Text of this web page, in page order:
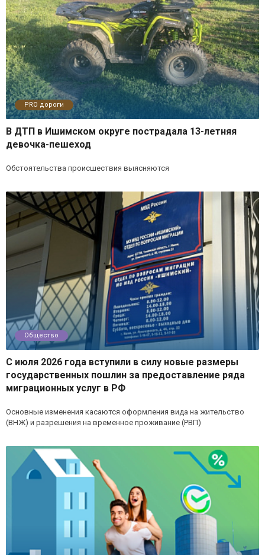
PRO дороги
В ДТП в Ишимском округе пострадала 13-летняя
девочка-пешеход
Обстоятельства происшествия выясняются
Общество
С июля 2026 года вступили в силу новые размеры
государственных пошлин за предоставление ряда
миграционных услуг в РФ
Основные изменения касаются оформления вида на жительство
(ВНЖ) и разрешения на временное проживание (РВП)